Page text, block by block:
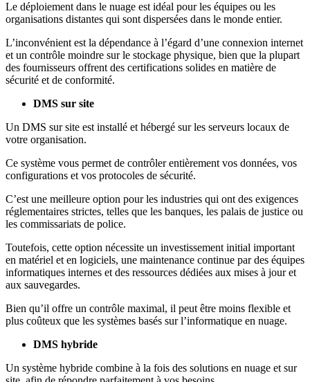
Le déploiement dans le nuage est idéal pour les équipes ou les
organisations distantes qui sont dispersées dans le monde entier.
L’inconvénient est la dépendance à l’égard d’une connexion internet
et un contrôle moindre sur le stockage physique, bien que la plupart
des fournisseurs offrent des certifications solides en matière de
sécurité et de conformité.
DMS sur site
Un DMS sur site est installé et hébergé sur les serveurs locaux de
votre organisation.
Ce système vous permet de contrôler entièrement vos données, vos
configurations et vos protocoles de sécurité.
C’est une meilleure option pour les industries qui ont des exigences
réglementaires strictes, telles que les banques, les palais de justice ou
les commissariats de police.
Toutefois, cette option nécessite un investissement initial important
en matériel et en logiciels, une maintenance continue par des équipes
informatiques internes et des ressources dédiées aux mises à jour et
aux sauvegardes.
Bien qu’il offre un contrôle maximal, il peut être moins flexible et
plus coûteux que les systèmes basés sur l’informatique en nuage.
DMS hybride
Un système hybride combine à la fois des solutions en nuage et sur